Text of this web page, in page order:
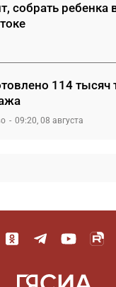
собрать ребенка
114 тысяч
09:20, 08 августа